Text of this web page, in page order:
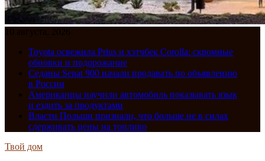
10 августа, 2026
Toyota освежила Prius и хэтчбек Corolla: скромные
обновки и подорожание
Седаны Senat 900 начали продавать по объявлению
в России
Американцы научили автомобиль показывать язык
и ездить за продуктами
Власти Польши признали, что больше не в силах
сдерживать цены на топливо
Твой дом